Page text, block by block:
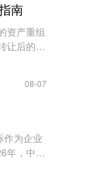
南
产重组
让后的注
08-07
为企业
年，中国